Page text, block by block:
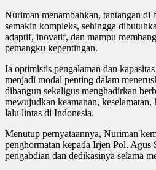
Nuriman menambahkan, tantangan di
semakin kompleks, sehingga
adaptif, inovatif, dan mampu
pemangku kepentingan.
Ia optimistis pengalaman dan
menjadi modal penting dalam
dibangun sekaligus menghadirkan
mewujudkan keamanan, keselamatan,
lalu lintas di Indonesia.
Menutup pernyataannya, Nuriman
penghormatan kepada Irjen Pol. Agus
pengabdian dan dedikasinya selama